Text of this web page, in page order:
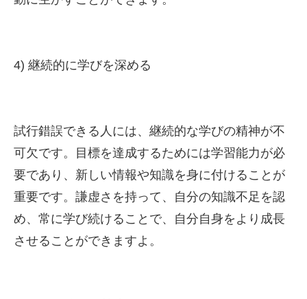
4) 継続的に学びを深める
試行錯誤できる人には、継続的な学びの精神が不
可欠です。目標を達成するためには学習能力が必
要であり、新しい情報や知識を身に付けることが
重要です。謙虚さを持って、自分の知識不足を認
め、常に学び続けることで、自分自身をより成長
させることができますよ。